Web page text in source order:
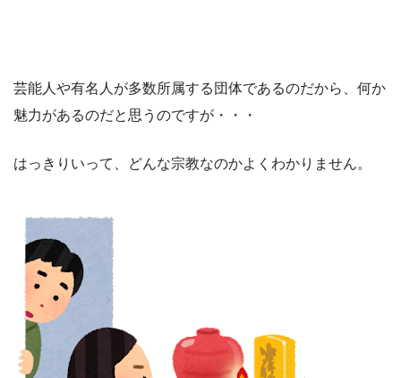
芸能人や有名人が多数所属する団体であるのだから、何か
魅力があるのだと思うのですが・・・
はっきりいって、どんな宗教なのかよくわかりません。